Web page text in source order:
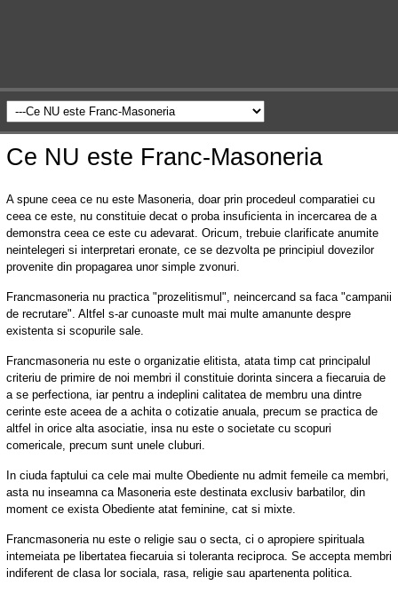
Ce NU este Franc-Masoneria
A spune ceea ce nu este Masoneria, doar prin procedeul comparatiei cu
ceea ce este, nu constituie decat o proba insuficienta in incercarea de a
demonstra ceea ce este cu adevarat. Oricum, trebuie clarificate anumite
neintelegeri si interpretari eronate, ce se dezvolta pe principiul dovezilor
provenite din propagarea unor simple zvonuri.
Francmasoneria nu practica "prozelitismul", neincercand sa faca "campanii
de recrutare". Altfel s-ar cunoaste mult mai multe amanunte despre
existenta si scopurile sale.
Francmasoneria nu este o organizatie elitista, atata timp cat principalul
criteriu de primire de noi membri il constituie dorinta sincera a fiecaruia de
a se perfectiona, iar pentru a indeplini calitatea de membru una dintre
cerinte este aceea de a achita o cotizatie anuala, precum se practica de
altfel in orice alta asociatie, insa nu este o societate cu scopuri
comericale, precum sunt unele cluburi.
In ciuda faptului ca cele mai multe Obediente nu admit femeile ca membri,
asta nu inseamna ca Masoneria este destinata exclusiv barbatilor, din
moment ce exista Obediente atat feminine, cat si mixte.
Francmasoneria nu este o religie sau o secta, ci o apropiere spirituala
intemeiata pe libertatea fiecaruia si toleranta reciproca. Se accepta membri
indiferent de clasa lor sociala, rasa, religie sau apartenenta politica.